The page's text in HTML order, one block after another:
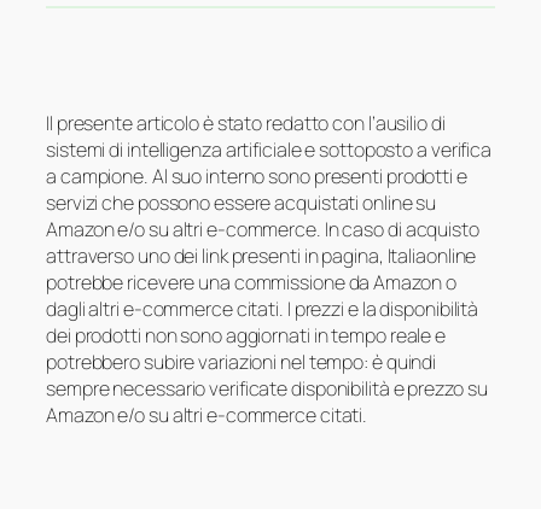
Il presente articolo è stato redatto con l’ausilio di
sistemi di intelligenza artificiale e sottoposto a verifica
a campione. Al suo interno sono presenti prodotti e
servizi che possono essere acquistati online su
Amazon e/o su altri e-commerce. In caso di acquisto
attraverso uno dei link presenti in pagina, Italiaonline
potrebbe ricevere una commissione da Amazon o
dagli altri e-commerce citati. I prezzi e la disponibilità
dei prodotti non sono aggiornati in tempo reale e
potrebbero subire variazioni nel tempo: è quindi
sempre necessario verificate disponibilità e prezzo su
Amazon e/o su altri e-commerce citati.